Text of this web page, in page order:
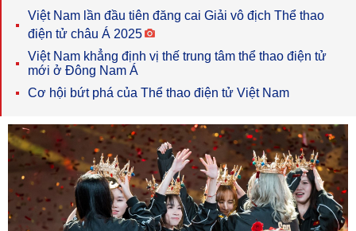
Việt Nam lần đầu tiên đăng cai Giải vô địch Thể thao
điện tử châu Á 2025
Việt Nam khẳng định vị thế trung tâm thể thao điện tử
mới ở Đông Nam Á
Cơ hội bứt phá của Thể thao điện tử Việt Nam